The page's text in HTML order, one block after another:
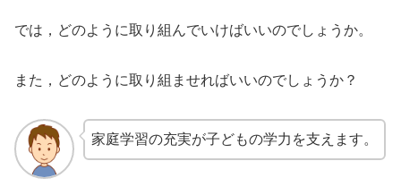
では，どのように取り組んでいけばいいのでしょうか。
また，どのように取り組ませればいいのでしょうか？
家庭学習の充実が子どもの学力を支えます。